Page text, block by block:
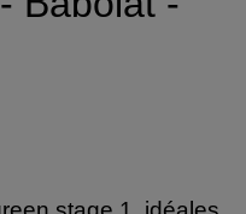
Babolat -